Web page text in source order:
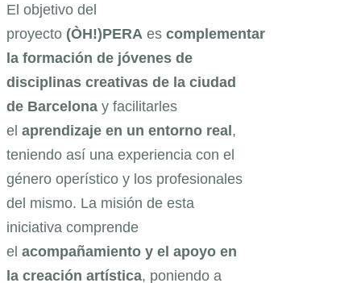
El objetivo del
proyecto (ÒH!)PERA es complementar
la formación de jóvenes de
disciplinas creativas de la ciudad
de Barcelona y facilitarles
el aprendizaje en un entorno real,
teniendo así una experiencia con el
género operístico y los profesionales
del mismo. La misión de esta
iniciativa comprende
el acompañamiento y el apoyo en
la creación artística, poniendo a